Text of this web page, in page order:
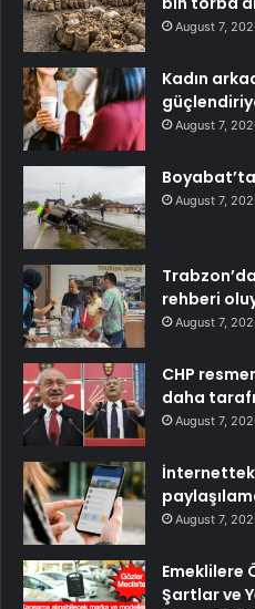
August 7,
Kadın
August 7,
Boyabat’ta
August 7,
rehberi
August 7,
CHP
daha
August 7,
August 7,
Emeklilere
Şartlar ve